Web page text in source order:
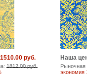
1510.00 руб.
1812.00 руб.
Наша
экономия